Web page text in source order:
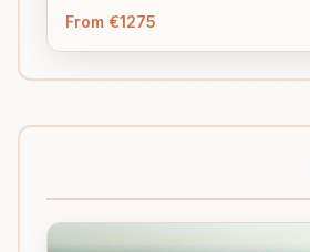
From €1275